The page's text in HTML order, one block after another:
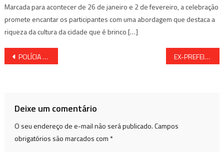
Marcada para acontecer de 26 de janeiro e 2 de fevereiro, a celebração
promete encantar os participantes com uma abordagem que destaca a
riqueza da cultura da cidade que é brinco […]
Navegação
POLÍCIA FEDERAL PRENDE EX-MINISTRO DA EDUCAÇÃO EX-PREFEITO DE CANDEIAS SOFRE INFARTO E É REANIMADO PELOS MÉDICOS
Deixe um comentário
O seu endereço de e-mail não será publicado.Campos
obrigatórios são marcados com *